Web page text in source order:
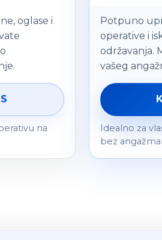
oglase i
na
Potpuno
operative i
održavanja.
vašeg
Idealno za
bez